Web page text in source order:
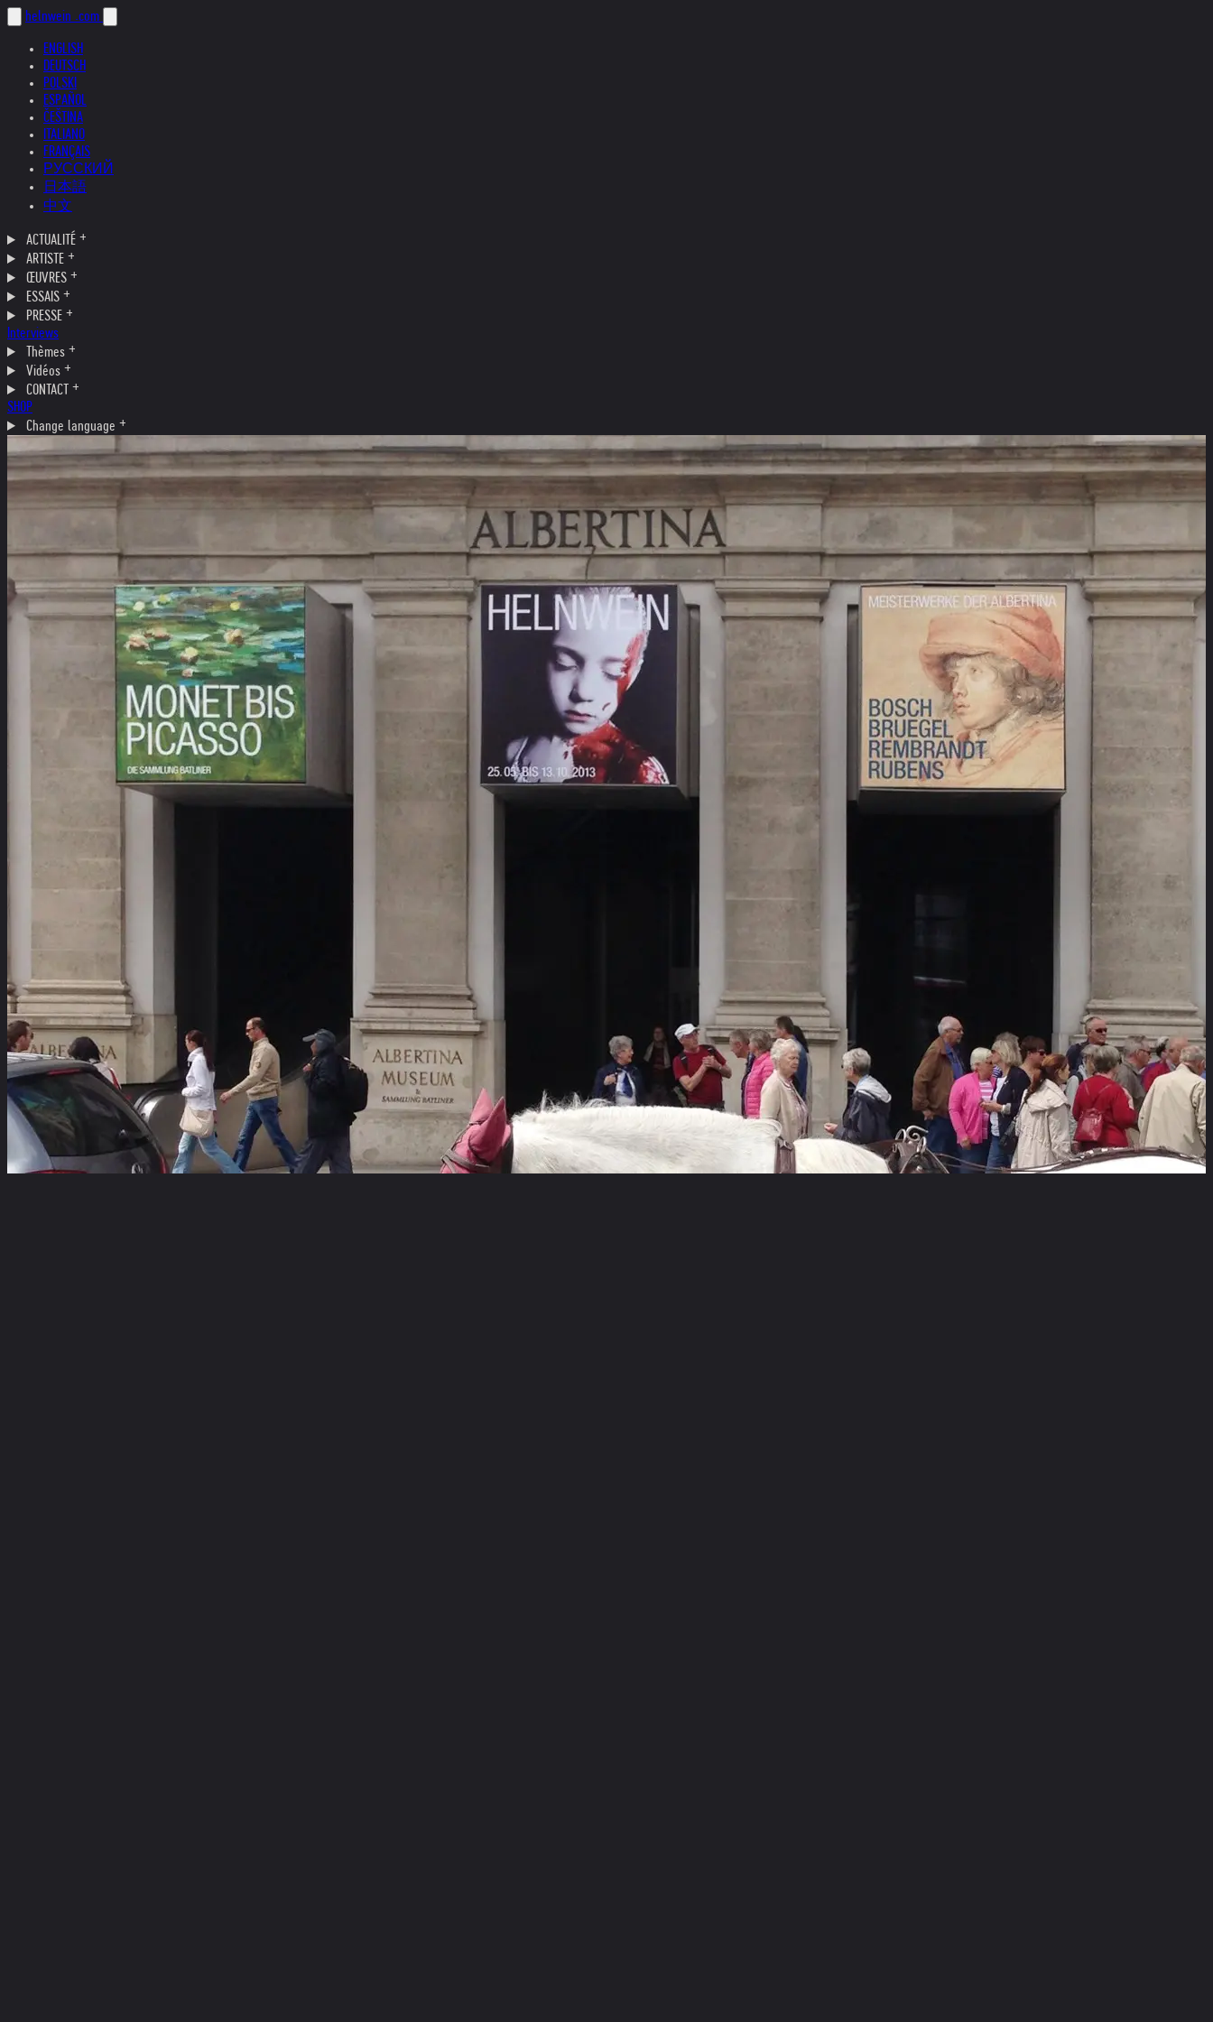
helnwein .com
ENGLISH
DEUTSCH
POLSKI
ESPAÑOL
ČEŠTINA
ITALIANO
FRANÇAIS
РУССКИЙ
日本語
中文
ACTUALITÉ
ARTISTE
ŒUVRES
ESSAIS
PRESSE
Interviews
Thèmes
Vidéos
CONTACT
SHOP
Change language